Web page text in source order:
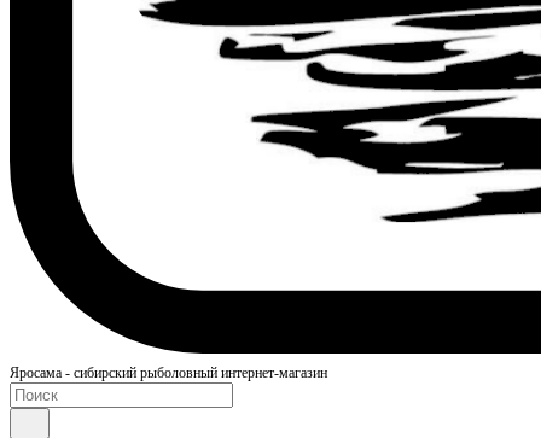
Яросама - сибирский рыболовный интернет-магазин